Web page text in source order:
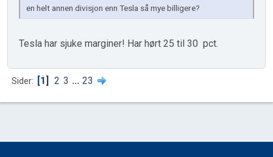
en helt annen divisjon enn Tesla så mye billigere?
Tesla har sjuke marginer! Har hørt 25 til 30 pct.
Sider 1 2 3 ... 23